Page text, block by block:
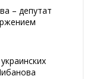
– депутат